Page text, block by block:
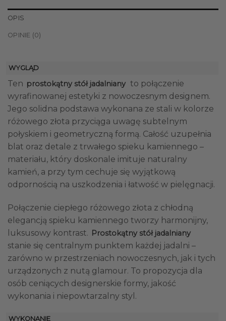
OPIS
OPINIE (0)
WYGLĄD
Ten prostokątny stół jadalniany to połączenie
wyrafinowanej estetyki z nowoczesnym designem.
Jego solidna podstawa wykonana ze stali w kolorze
różowego złota przyciąga uwagę subtelnym
połyskiem i geometryczną formą. Całość uzupełnia
blat oraz detale z trwałego spieku kamiennego –
materiału, który doskonale imituje naturalny
kamień, a przy tym cechuje się wyjątkową
odpornością na uszkodzenia i łatwość w pielęgnacji.
Połączenie ciepłego różowego złota z chłodną
elegancją spieku kamiennego tworzy harmonijny,
luksusowy kontrast. Prostokątny stół jadalniany
stanie się centralnym punktem każdej jadalni –
zarówno w przestrzeniach nowoczesnych, jak i tych
urządzonych z nutą glamour. To propozycja dla
osób ceniących designerskie formy, jakość
wykonania i niepowtarzalny styl.
WYKONANIE